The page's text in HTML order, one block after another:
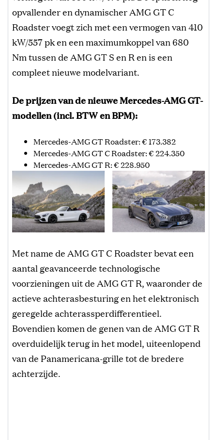
opvallender en dynamischer AMG GT C
Roadster voegt zich met een vermogen van 410
kW/557 pk en een maximumkoppel van 680
Nm tussen de AMG GT S en R en is een
compleet nieuwe modelvariant.
De prijzen van de nieuwe Mercedes-AMG GT-
modellen (incl. BTW en BPM):
Mercedes-AMG GT Roadster: € 173.382
Mercedes-AMG GT C Roadster: € 224.350
Mercedes-AMG GT R: € 228.950
Met name de AMG GT C Roadster bevat een
aantal geavanceerde technologische
voorzieningen uit de AMG GT R, waaronder de
actieve achterasbesturing en het elektronisch
geregelde achterassperdifferentieel.
Bovendien komen de genen van de AMG GT R
overduidelijk terug in het model, uiteenlopend
van de Panamericana-grille tot de bredere
achterzijde.